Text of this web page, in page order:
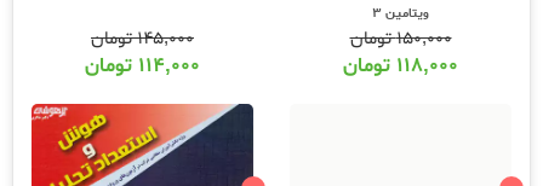
ویتامین 3
۱۵۰,۰۰۰تومان
۱۱۸,۰۰۰ تومان
۱۴۵,۰۰۰تومان
۱۱۴,۰۰۰ تومان